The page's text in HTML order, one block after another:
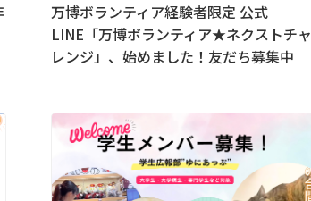
万博ボランティア経験者限定 公式
LINE「万博ボランティア★ネクストチャ
レンジ」、始めました！友だち募集中